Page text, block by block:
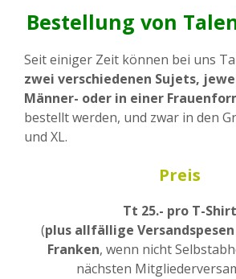
Bestellung von
Seit einiger Zeit können bei uns
zwei verschiedenen Sujets,
Männer- oder in einer
bestellt werden, und zwar in den
und XL.
Preis
Tt 25.- pro T-Shirt
(plus allfällige
Franken, wenn nicht
nächsten